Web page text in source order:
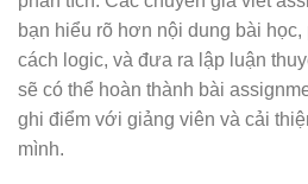
bạn hiểu rõ hơn nội dung bài
cách logic, và đưa ra lập luận
sẽ có thể hoàn thành bài
ghi điểm với giảng viên và cải
mình.